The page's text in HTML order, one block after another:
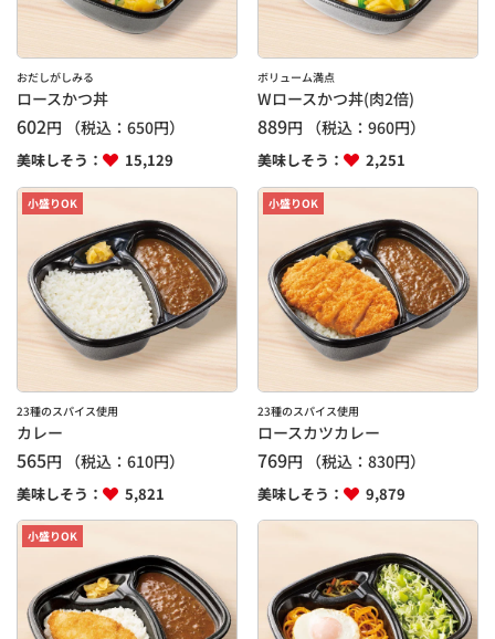
おだしがしみる
ロースかつ丼
602円 （税込： 650円）
美味しそう： 15,129
ボリューム満点
Wロースかつ丼(肉2倍)
889円 （税込：960円）
美味しそう： 2,251
小盛りOK
23種のスパイス使用
カレー
565円 （税込： 610円）
美味しそう： 5,821
小盛りOK
23種のスパイス使用
ロースカツカレー
769円 （税込：830円）
美味しそう： 9,879
小盛りOK